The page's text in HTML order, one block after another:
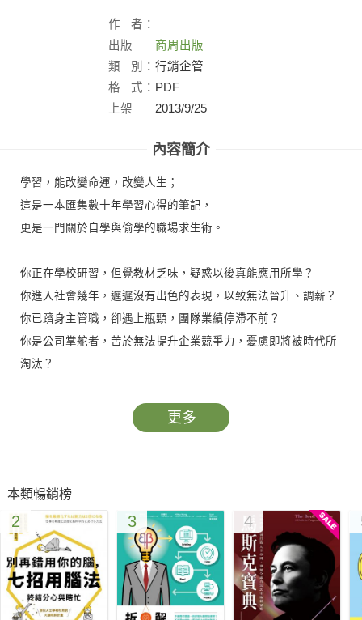
作
者：
出版
社：
商周出版
類
別： 行銷企管
格
式： PDF
上架
2013/9/25
內容簡介
學習，能改變命運，改變人生；
這是一本匯集數十年學習心得的筆記，
更是一門關於自學與偷學的職場求生術。
你正在學校研習，但覺教材乏味，疑惑以後真能應用所學？
你進入社會幾年，遲遲沒有出色的表現，以致無法晉升、調薪？
你已躋身主管職，卻遇上瓶頸，團隊業績停滯不前？
你是公司掌舵者，苦於無法提升企業競爭力，憂慮即將被時代所
淘汰？
自慢社長何飛鵬認為，囿於從小的學校教育，我們習慣被動、被
教導，以致踏入職場後缺乏主動尋找答案的能力，逐漸在規範的
大前研一自學獨立思考的技術，成為趨勢專家；安藤忠雄自學建
築描繪，成為一代建築大師。立定決心，現在就開始修鍊自學與
偷學的技術，跟著作者的腳步，一起向人學、看書學、從工作中
無所不學、從生活中無處不學，你必定能突破自我極限，成為與
時俱進的職場能人。
更多
本類暢銷榜
2 3 4